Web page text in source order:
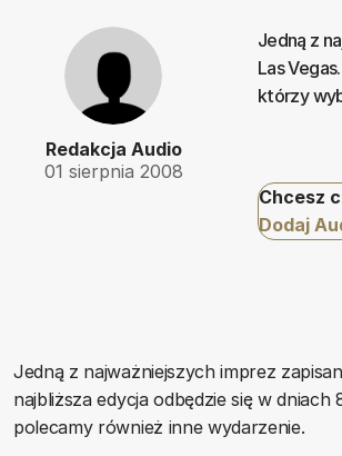
Redakcja Audio
01 sierpnia 2008
Jedną z
Las
którzy
Chcesz
Dodaj
Jedną z najważniejszych imprez
najbliższa edycja odbędzie się w
polecamy również inne wydarzenie.